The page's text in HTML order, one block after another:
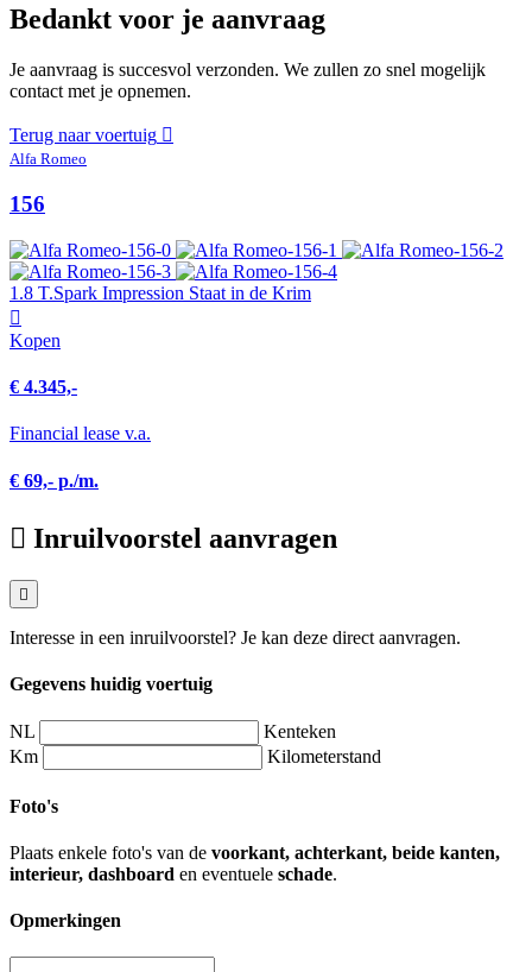
Bedankt voor je aanvraag
Je aanvraag is succesvol verzonden. We zullen zo snel mogelijk
contact met je opnemen.
Terug naar voertuig
Alfa Romeo
156
1.8 T.Spark Impression Staat in de Krim
Kopen
€ 4.345,-
Financial lease v.a.
€ 69,- p./m.
Inruilvoorstel aanvragen
Interesse in een inruilvoorstel? Je kan deze direct aanvragen.
Gegevens huidig voertuig
NL
Kenteken
Km
Kilometerstand
Foto's
Plaats enkele foto's van de voorkant, achterkant, beide kanten,
interieur, dashboard en eventuele schade.
Opmerkingen